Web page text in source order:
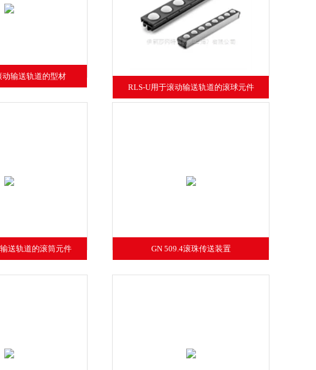
动输送轨道的型材
RLS-U用于滚动输送轨道的滚球元件
送轨道的滚筒元件 GN 509.4滚珠传送装置